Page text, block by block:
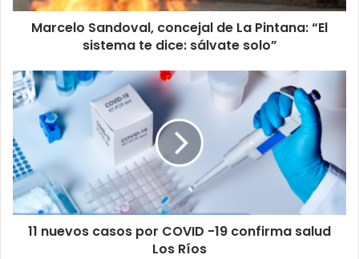
te
dice:Marcelo Sandoval, concejal de La Pintana: “El
sistema te dice: sálvate solo”
11
nuevos
casos
COVID
-19
confirma
salud
Los
Ríos11 nuevos casos por COVID -19 confirma salud
Los Ríos